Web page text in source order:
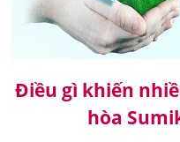
Điều gì khiến
hòa